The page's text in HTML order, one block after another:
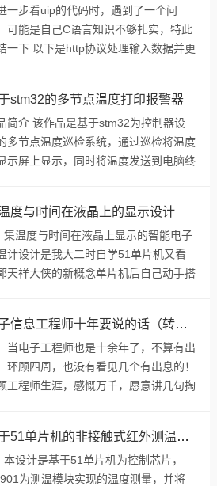
一步看uip的代码时，遇到了一个问
可能是自己C语言知识不够扎实，特此
一下 以下是http协议处理输入数据并更
stm32的多节点温度打印报警器
简介 该作品是基于stm32为控制器设
多节点温度巡检系统，通过巡检将温度
示屏上显示，同时将温度发送到电脑终
实现报警。 设计原理 我...
度与时间在液晶上的显示设计
温度与时间在液晶上显示的智能电子
计设计是我大二时自学51单片机又看
天祥大侠的新概念单片机后自己动手搭
计...
电子信息工程师十年要说的话（转载）
电子工程师也是十余年了，不算有出
环顾四周，也没有看见几个有出息的！
工程师生涯，感慨万千，愿意讲几句掏
基于51单片机的非接触式红外测温仪设计
设计是基于51单片机为控制芯片，
为测温模块实现的温度测量，并将